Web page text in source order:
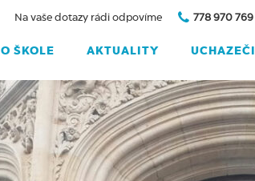
O ŠKOLE AKTUALITY UCHAZEČI
Na vaše dotazy rádi odpovíme 778 970 769